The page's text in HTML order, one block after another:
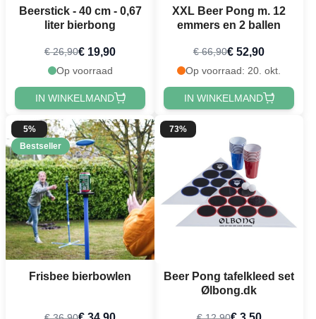
Beerstick - 40 cm - 0,67
liter bierbong
€ 26,90€ 19,90
Op voorraad
IN WINKELMAND
XXL Beer Pong m. 12
emmers en 2 ballen
€ 66,90€ 52,90
Op voorraad: 20. okt.
IN WINKELMAND
5%
Bestseller
Frisbee bierbowlen
73%
Beer Pong tafelkleed set
Ølbong.dk